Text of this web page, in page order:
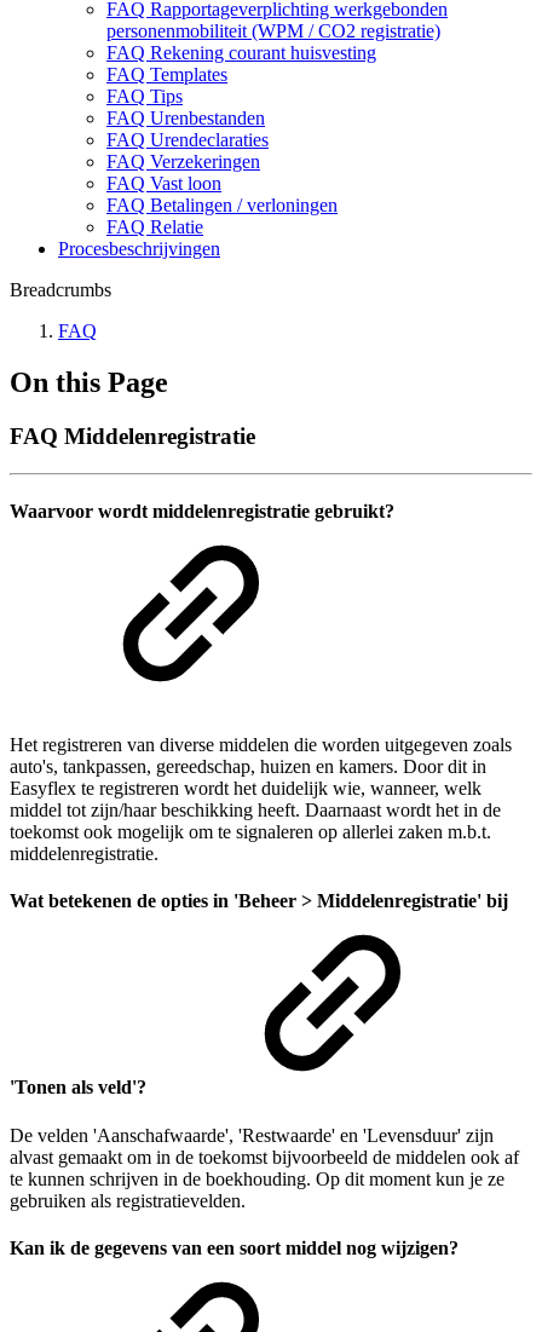
FAQ Rapportageverplichting werkgebonden
personenmobiliteit (WPM / CO2 registratie)
FAQ Rekening courant huisvesting
FAQ Templates
FAQ Tips
FAQ Urenbestanden
FAQ Urendeclaraties
FAQ Verzekeringen
FAQ Vast loon
FAQ Betalingen / verloningen
FAQ Relatie
Procesbeschrijvingen
Breadcrumbs
FAQ
On this Page
FAQ Middelenregistratie
Waarvoor wordt middelenregistratie gebruikt?
Het registreren van diverse middelen die worden uitgegeven zoals
auto's, tankpassen, gereedschap, huizen en kamers. Door dit in
Easyflex te registreren wordt het duidelijk wie, wanneer, welk
middel tot zijn/haar beschikking heeft. Daarnaast wordt het in de
toekomst ook mogelijk om te signaleren op allerlei zaken m.b.t.
middelenregistratie.
Wat betekenen de opties in 'Beheer > Middelenregistratie' bij
'Tonen als veld'?
De velden 'Aanschafwaarde', 'Restwaarde' en 'Levensduur' zijn
alvast gemaakt om in de toekomst bijvoorbeeld de middelen ook af
te kunnen schrijven in de boekhouding. Op dit moment kun je ze
gebruiken als registratievelden.
Kan ik de gegevens van een soort middel nog wijzigen?